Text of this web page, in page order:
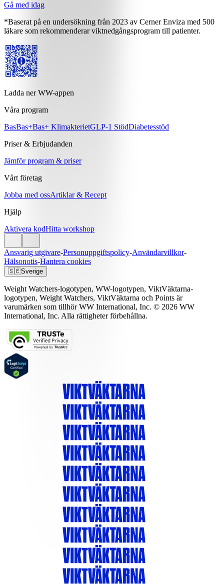
Gå med idag
*Baserat på en undersökning från 2023 av Cerner Enviza med 500
läkare som rekommenderar viktnedgångsprogram till patienter.
Ladda ner WW-appen
Våra program
BasBas+Bas+ KlimakterietGLP-1 StödDiabetesstöd
Priser & Erbjudanden
Jämför program & priser
Vårt företag
Jobba med ossArtiklar & Recept
Hjälp
Aktivera kodHitta workshop
Ansvarig utgivare-Personuppgiftspolicy-Användarvillkor-
Hälsonotis-Hantera cookies
🇸🇪Sverige
Weight Watchers-logotypen, WW-logotypen, ViktVäktarna-
logotypen, Weight Watchers, ViktVäktarna och Points är
varumärken som tillhör WW International, Inc. © 2026 WW
International, Inc. Alla rättigheter förbehållna.